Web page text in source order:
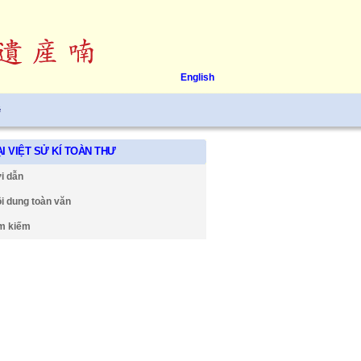
English
VIỆT SỬ KÍ TOÀN THƯ
dẫn
dung toàn văn
kiếm